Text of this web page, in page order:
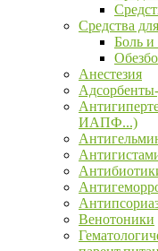
Средства
Боль и
Анестезия
ИАПФ...)
Венотоники